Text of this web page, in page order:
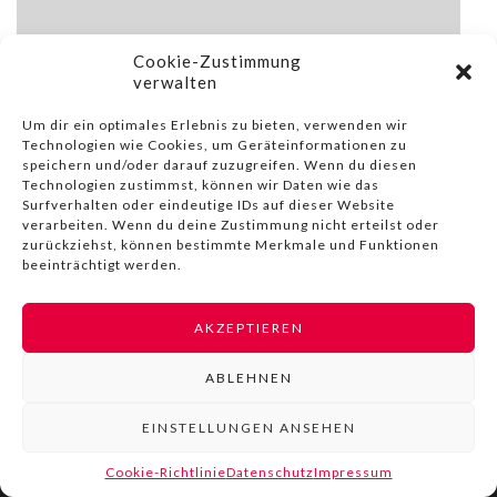
Cookie-Zustimmung
verwalten
Um dir ein optimales Erlebnis zu bieten, verwenden wir
Technologien wie Cookies, um Geräteinformationen zu
speichern und/oder darauf zuzugreifen. Wenn du diesen
Technologien zustimmst, können wir Daten wie das
Surfverhalten oder eindeutige IDs auf dieser Website
verarbeiten. Wenn du deine Zustimmung nicht erteilst oder
zurückziehst, können bestimmte Merkmale und Funktionen
beeinträchtigt werden.
AKZEPTIEREN
ABLEHNEN
EINSTELLUNGEN ANSEHEN
Cookie-RichtlinieDatenschutzImpressum
NUTZUNGSBEDINGUNGEN